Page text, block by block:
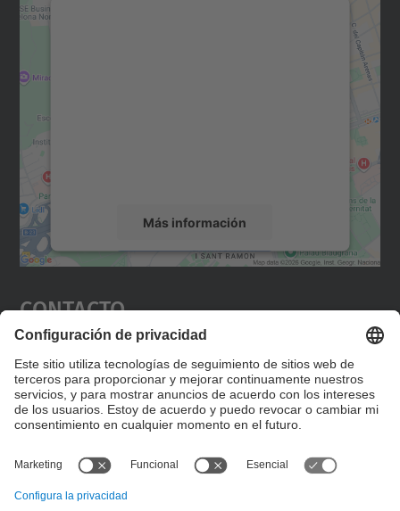
Más información
Aceptar
powered by
Contacto
Editad en la página "Contacto personalizado", que
encontraréis en la raíz de español, vuestros datos
personalizados de contacto.
Formulario de contacto